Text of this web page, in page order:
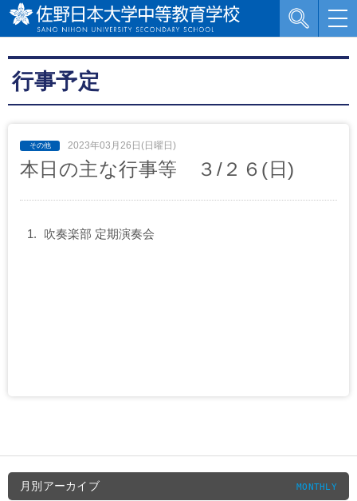
行事予定
2023年03月26日(日曜日)
本日の主な行事等 ３/２６(日)
吹奏楽部 定期演奏会
月別アーカイブ MONTHLY